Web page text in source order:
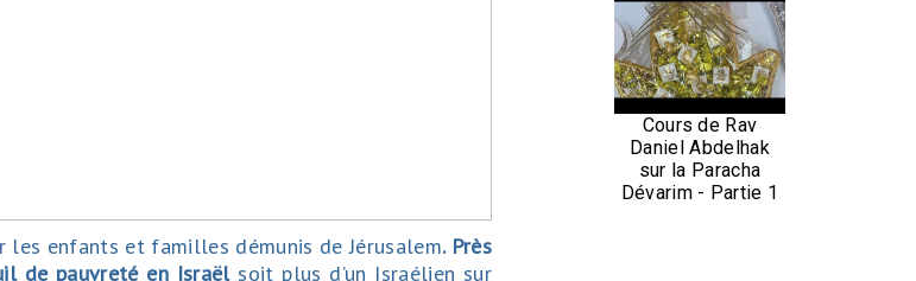
les enfants et familles démunis de Jérusalem. Près
de pauvreté en Israëlsoit plus d’un Israélien sur
Cours de Rav
Daniel Abdelhak
sur la Paracha
Dévarim - Partie 1